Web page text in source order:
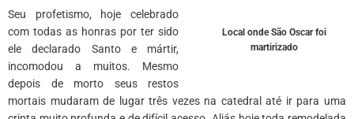
Local onde São Oscar foi
martirizado
Seu profetismo, hoje celebrado
com todas as honras por ter sido
ele declarado Santo e mártir,
incomodou a muitos. Mesmo
depois de morto seus restos
mortais mudaram de lugar três vezes na catedral até ir para uma